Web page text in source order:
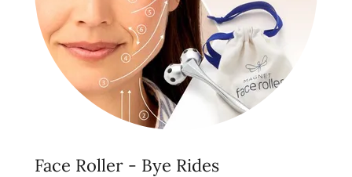
Face Roller - Bye Rides